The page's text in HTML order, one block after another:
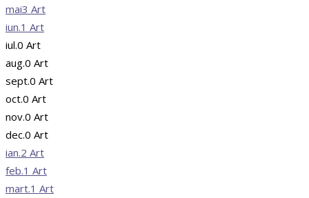
mai3 Art
iun.1 Art
iul.0 Art
aug.0 Art
sept.0 Art
oct.0 Art
nov.0 Art
dec.0 Art
ian.2 Art
feb.1 Art
mart.1 Art